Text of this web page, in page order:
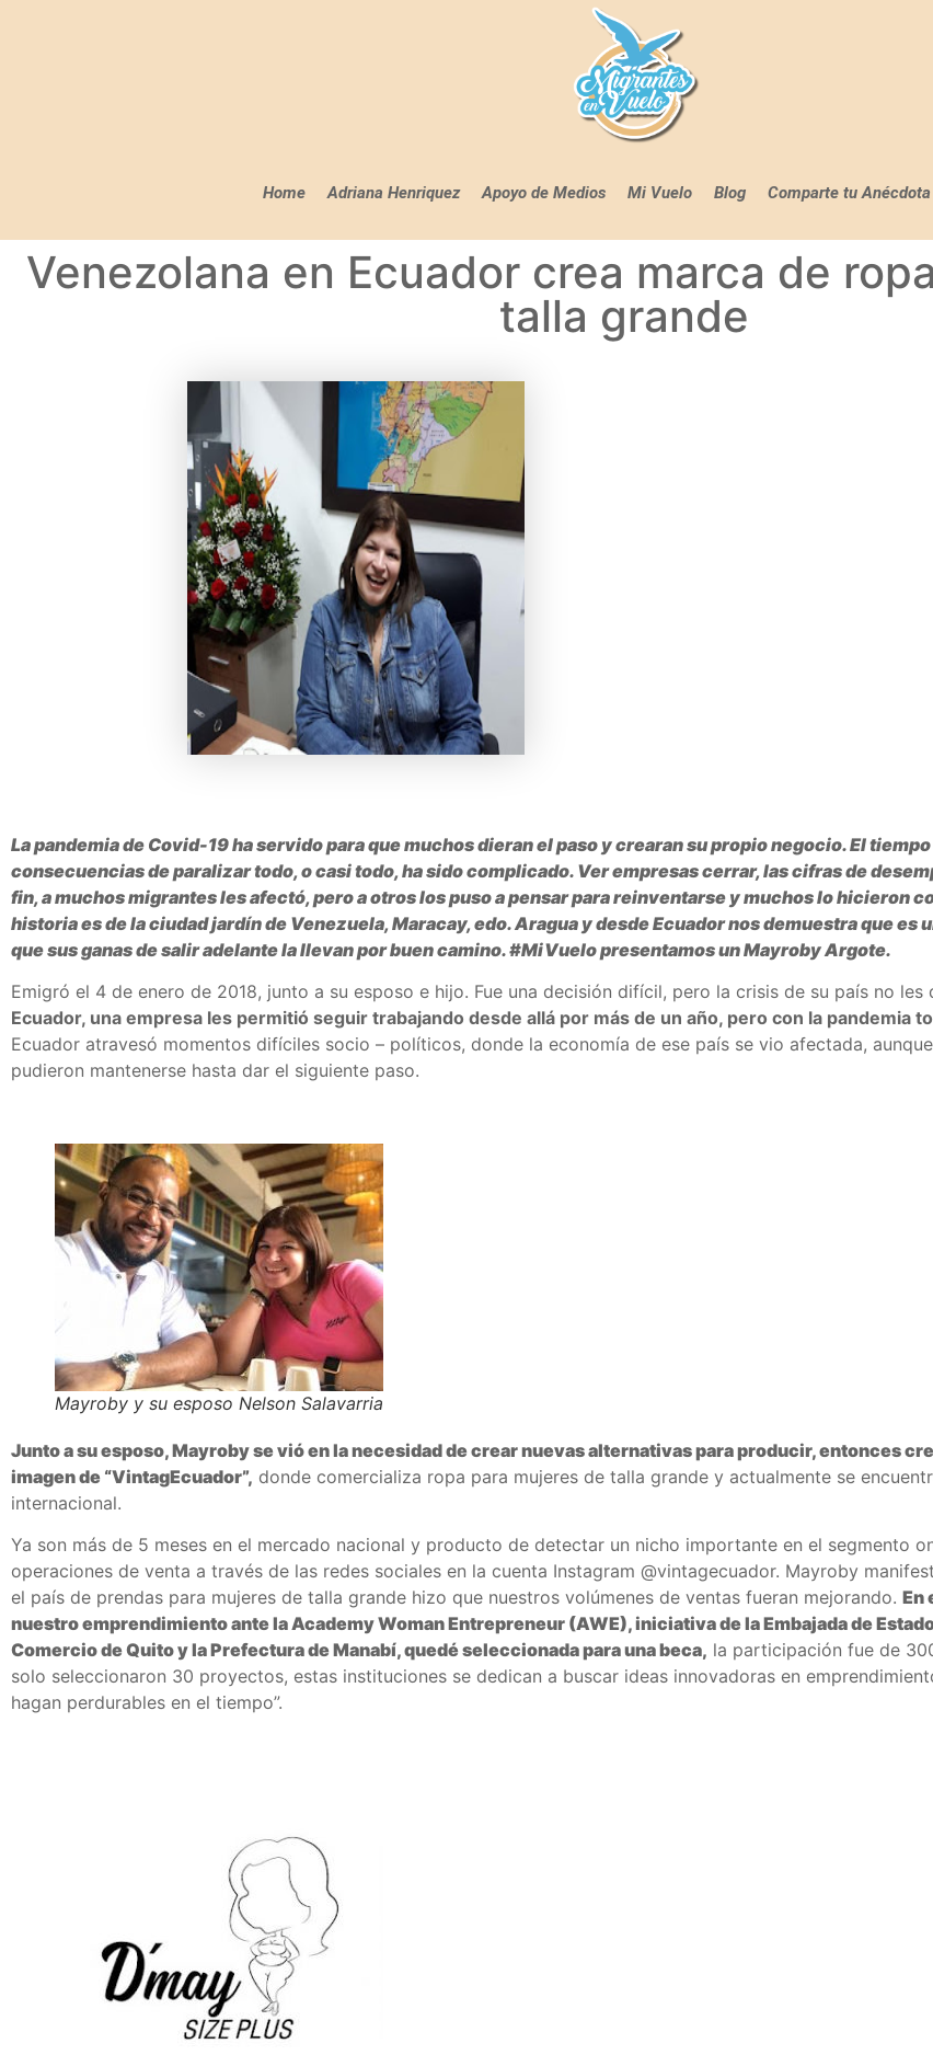
Home Adriana Henriquez Apoyo de Medios Mi Vuelo Blog Comparte tu Anécdota
Venezolana en Ecuador crea marca de
talla grande
La pandemia de Covid-19 ha servido para que muchos dieran el paso y crearan su propio negocio. El
consecuencias de paralizar todo, o casi todo, ha sido complicado. Ver empresas cerrar, las cifras de
fin, a muchos migrantes les afectó, pero a otros los puso a pensar para reinventarse y muchos lo hicieron
historia es de la ciudad jardín de Venezuela, Maracay, edo. Aragua y desde Ecuador nos demuestra que es
que sus ganas de salir adelante la llevan por buen camino. #MiVuelo presentamos un Mayroby Argote.
Emigró el 4 de enero de 2018, junto a su esposo e hijo. Fue una decisión difícil, pero la crisis de su país no les
Ecuador, una empresa les permitió seguir trabajando desde allá por más de un año, pero con la pandemia
Ecuador atravesó momentos difíciles socio – políticos, donde la economía de ese país se vio afectada,
pudieron mantenerse hasta dar el siguiente paso.
Mayroby y su esposo Nelson Salavarria
Junto a su esposo, Mayroby se vió en la necesidad de crear nuevas alternativas para producir, entonces
imagen de “VintagEcuador”, donde comercializa ropa para mujeres de talla grande y actualmente se
internacional.
Ya son más de 5 meses en el mercado nacional y producto de detectar un nicho importante en el segmento
operaciones de venta a través de las redes sociales en la cuenta Instagram @vintagecuador. Mayroby
el país de prendas para mujeres de talla grande hizo que nuestros volúmenes de ventas fueran mejorando. En
nuestro emprendimiento ante la Academy Woman Entrepreneur (AWE), iniciativa de la Embajada de
Comercio de Quito y la Prefectura de Manabí, quedé seleccionada para una beca, la participación fue de
solo seleccionaron 30 proyectos, estas instituciones se dedican a buscar ideas innovadoras en
hagan perdurables en el tiempo”.